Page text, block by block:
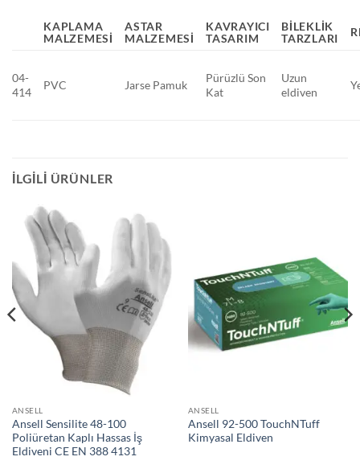
KAPLAMA
MALZEMESI
ASTAR
MALZEMESI
KAVRAYICI
TASARIM
BILEKLIK
TARZLARI
04-
414
PVC Jarse Pamuk
Pürüzlü Son
Kat
Uzun
eldiven
İLGILI ÜRÜNLER
ANSELL
Ansell Sensilite 48-100
Poliüretan Kaplı Hassas İş
Eldiveni CE EN 388 4131
ANSELL
Ansell 92-500 TouchNTuff
Kimyasal Eldiven